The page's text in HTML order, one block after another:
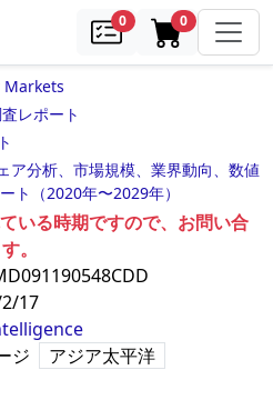
0samples0in cart
Markets
レポート
ア分析、市場規模、業界動向、数値
ト（2020年〜2029年）
いる時期ですので、お問い合
。
17
ジ アジア太平洋